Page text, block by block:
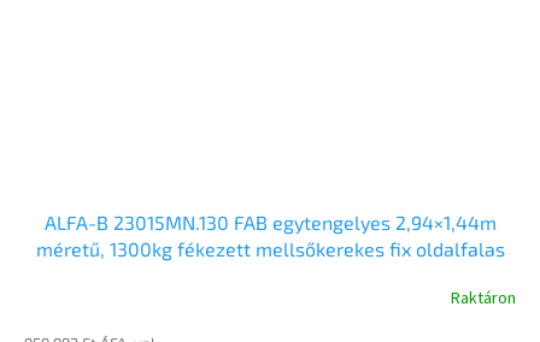
ALFA-B 23015MN.130 FAB egytengelyes 2,94×1,44m
méretű, 1300kg fékezett mellsőkerekes fix oldalfalas
Raktáron